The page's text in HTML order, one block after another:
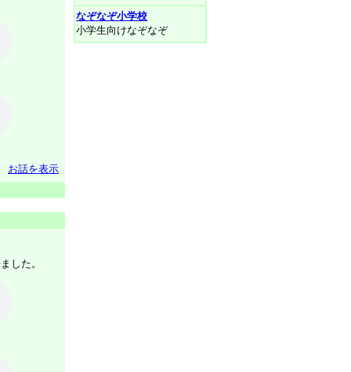
お話を表示
した。
なぞなぞ小学校
小学生向けなぞなぞ